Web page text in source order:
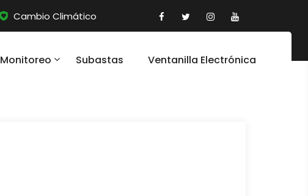
Cambio Climático
Monitoreo Subastas Ventanilla Electrónica